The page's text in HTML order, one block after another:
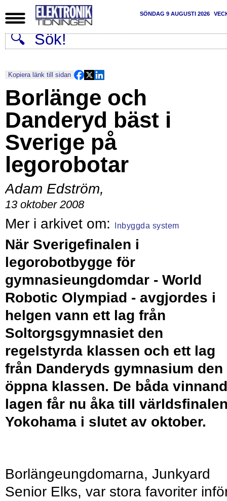
SÖNDAG 9 AUGUSTI 2026
Kopiera länk till sidan
Borlänge och
Danderyd bäst i
Sverige på
legorobotar
Adam Edström,
13 oktober 2008
Inbyggda system
När Sverigefinalen i
legorobotbygge för
gymnasieungdomdar - World
Robotic Olympiad - avgjordes i
helgen vann ett lag från
Soltorgsgymnasiet den
regelstyrda klassen och ett lag
från Danderyds gymnasium den
öppna klassen. De båda
lagen får nu åka till
Yokohama i slutet av oktober.
Borlängeungdomarna, Junkyard
Senior Elks, var stora favoriter